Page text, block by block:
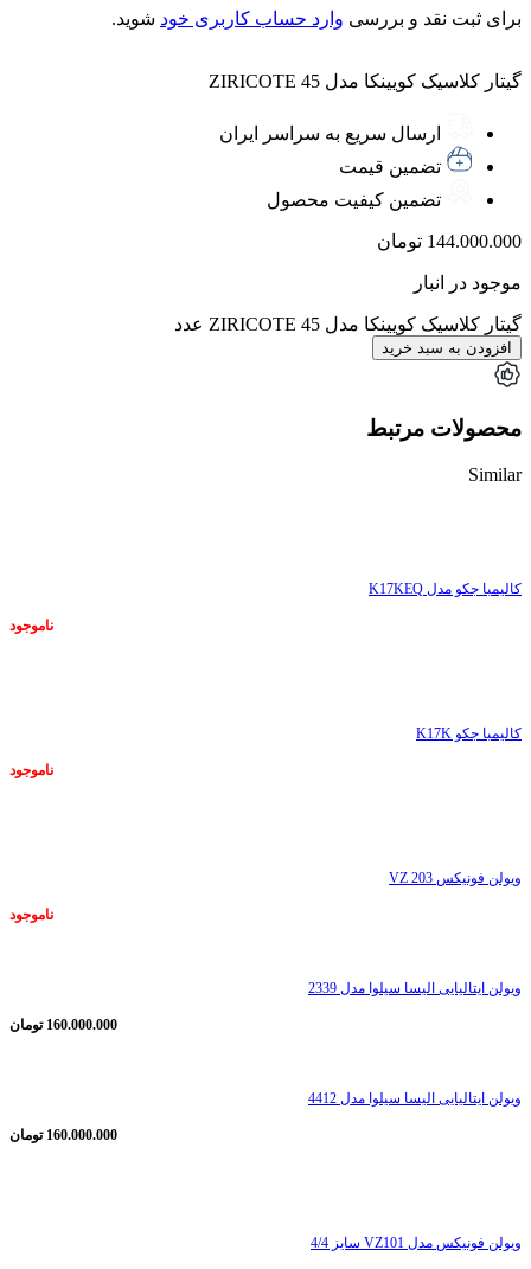
برای ثبت نقد و بررسی وارد حساب کاربری خود شوید.
گیتار کلاسیک کویینکا مدل 45 ZIRICOTE
ارسال سریع به سراسر ایران
تضمین قیمت
تضمین کیفیت محصول
144.000.000 تومان
موجود در انبار
گیتار کلاسیک کویینکا مدل 45 ZIRICOTE عدد
افزودن به سبد خرید
محصولات مرتبط
Similar
کالیمبا جکو مدل K17KEQ
ناموجود
کالیمبا جکو K17K
ناموجود
ویولن فونیکس VZ 203
ناموجود
ویولن ایتالیایی الیسا سیلوا مدل 2339
160.000.000 تومان
ویولن ایتالیایی الیسا سیلوا مدل 4412
160.000.000 تومان
ویولن فونیکس مدل VZ101 سایز 4/4